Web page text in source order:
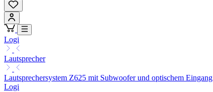
Logi
Lautsprecher
Lautsprechersystem Z625 mit Subwoofer und optischem Eingang
Logi